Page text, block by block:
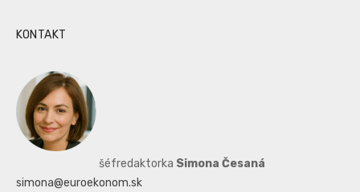
KONTAKT
šéfredaktorka Simona Česaná
simona@euroekonom.sk